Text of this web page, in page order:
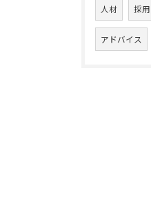
人材 採用
アドバイス